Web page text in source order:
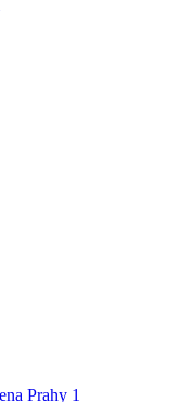
Prahy 1